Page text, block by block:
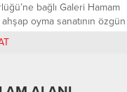
bağlı Galeri Hamam
oyma sanatının özgün
Köşkü’nde kapılarını
2025 10:29